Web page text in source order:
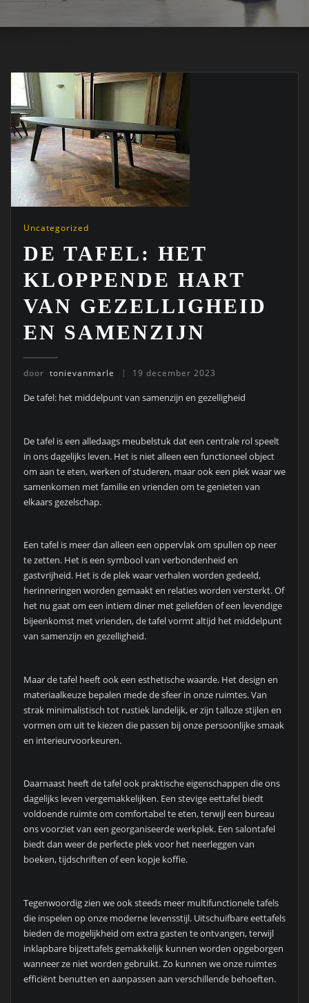
Uncategorized
DE TAFEL: HET
KLOPPENDE HART
VAN GEZELLIGHEID
EN SAMENZIJN
door tonievanmarle 19 december 2023
De tafel: het middelpunt van samenzijn en gezelligheid
De tafel is een alledaags meubelstuk dat een centrale rol speelt
in ons dagelijks leven. Het is niet alleen een functioneel object
om aan te eten, werken of studeren, maar ook een plek waar we
samenkomen met familie en vrienden om te genieten van
elkaars gezelschap.
Een tafel is meer dan alleen een oppervlak om spullen op neer
te zetten. Het is een symbool van verbondenheid en
gastvrijheid. Het is de plek waar verhalen worden gedeeld,
herinneringen worden gemaakt en relaties worden versterkt. Of
het nu gaat om een intiem diner met geliefden of een levendige
bijeenkomst met vrienden, de tafel vormt altijd het middelpunt
van samenzijn en gezelligheid.
Maar de tafel heeft ook een esthetische waarde. Het design en
materiaalkeuze bepalen mede de sfeer in onze ruimtes. Van
strak minimalistisch tot rustiek landelijk, er zijn talloze stijlen en
vormen om uit te kiezen die passen bij onze persoonlijke smaak
en interieurvoorkeuren.
Daarnaast heeft de tafel ook praktische eigenschappen die ons
dagelijks leven vergemakkelijken. Een stevige eettafel biedt
voldoende ruimte om comfortabel te eten, terwijl een bureau
ons voorziet van een georganiseerde werkplek. Een salontafel
biedt dan weer de perfecte plek voor het neerleggen van
boeken, tijdschriften of een kopje koffie.
Tegenwoordig zien we ook steeds meer multifunctionele tafels
die inspelen op onze moderne levensstijl. Uitschuifbare eettafels
bieden de mogelijkheid om extra gasten te ontvangen, terwijl
inklapbare bijzettafels gemakkelijk kunnen worden opgeborgen
wanneer ze niet worden gebruikt. Zo kunnen we onze ruimtes
efficiënt benutten en aanpassen aan verschillende behoeften.